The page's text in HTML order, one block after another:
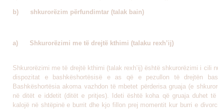
b) shkurorëzim përfundimtar (talak bain)
a) Shkurorëzimi me të drejtë kthimi (talaku rexh’ij)
Shkurorëzimi me të drejtë kthimi (talak rexh’ij) është shkurorëzimi i cili
dispozitat e bashkëshortësisë e as që e pezullon të drejtën
Bashkëshortësia akoma vazhdon të mbetet përderisa gruaja (e
në ditët e iddetit (ditët e pritjes). Ideti është koha që gruaja duhet
kalojë në shtëpinë e burrit dhe kjo fillon prej momentit kur burri e